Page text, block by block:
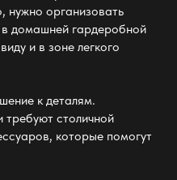
нужно организовать
домашней гардеробной
и в зоне легкого
к деталям.
требуют столичной
которые помогут